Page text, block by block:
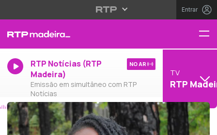
Entrar
RTP Notícias (RTP
Madeira)
Emissão em simultâneo com RTP
Notícias
NO AR
TV
RTP